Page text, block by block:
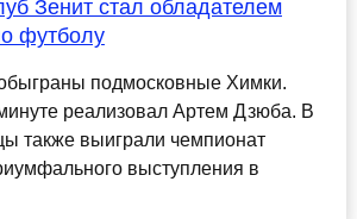
Зенит стал обладателем
футболу
подмосковные Химки.
реализовал Артем Дзюба. В
также выиграли чемпионат
выступления в